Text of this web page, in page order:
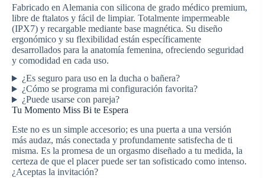
Fabricado en Alemania con silicona de grado médico premium,
libre de ftalatos y fácil de limpiar. Totalmente impermeable
(IPX7) y recargable mediante base magnética. Su diseño
ergonómico y su flexibilidad están específicamente
desarrollados para la anatomía femenina, ofreciendo seguridad
y comodidad en cada uso.
¿Es seguro para uso en la ducha o bañera?
¿Cómo se programa mi configuración favorita?
¿Puede usarse con pareja?
Tu Momento Miss Bi te Espera
Este no es un simple accesorio; es una puerta a una versión
más audaz, más conectada y profundamente satisfecha de ti
misma. Es la promesa de un orgasmo diseñado a tu medida, la
certeza de que el placer puede ser tan sofisticado como intenso.
¿Aceptas la invitación?